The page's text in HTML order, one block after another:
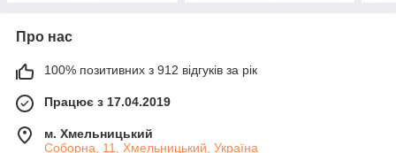
Про нас
100% позитивних з 912 відгуків за рік
Працює з 17.04.2019
м. Хмельницький
Соборна, 11, Хмельницький, Україна